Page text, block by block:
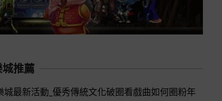
推薦
城最新活動_優秀傳統文化破圈看戲曲如何圈粉年